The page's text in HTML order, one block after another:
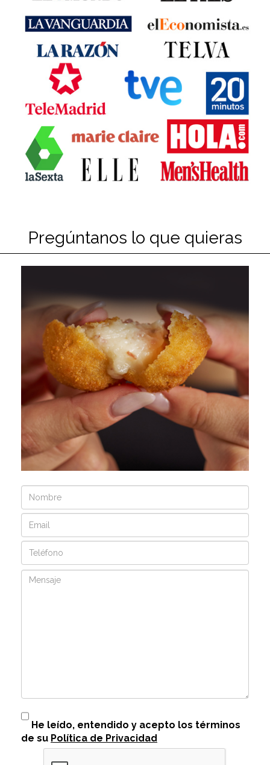
Pregúntanos lo que quieras
Nombre
Email
Teléfono
Mensaje
He leído, entendido y acepto los términos
de su Política de Privacidad